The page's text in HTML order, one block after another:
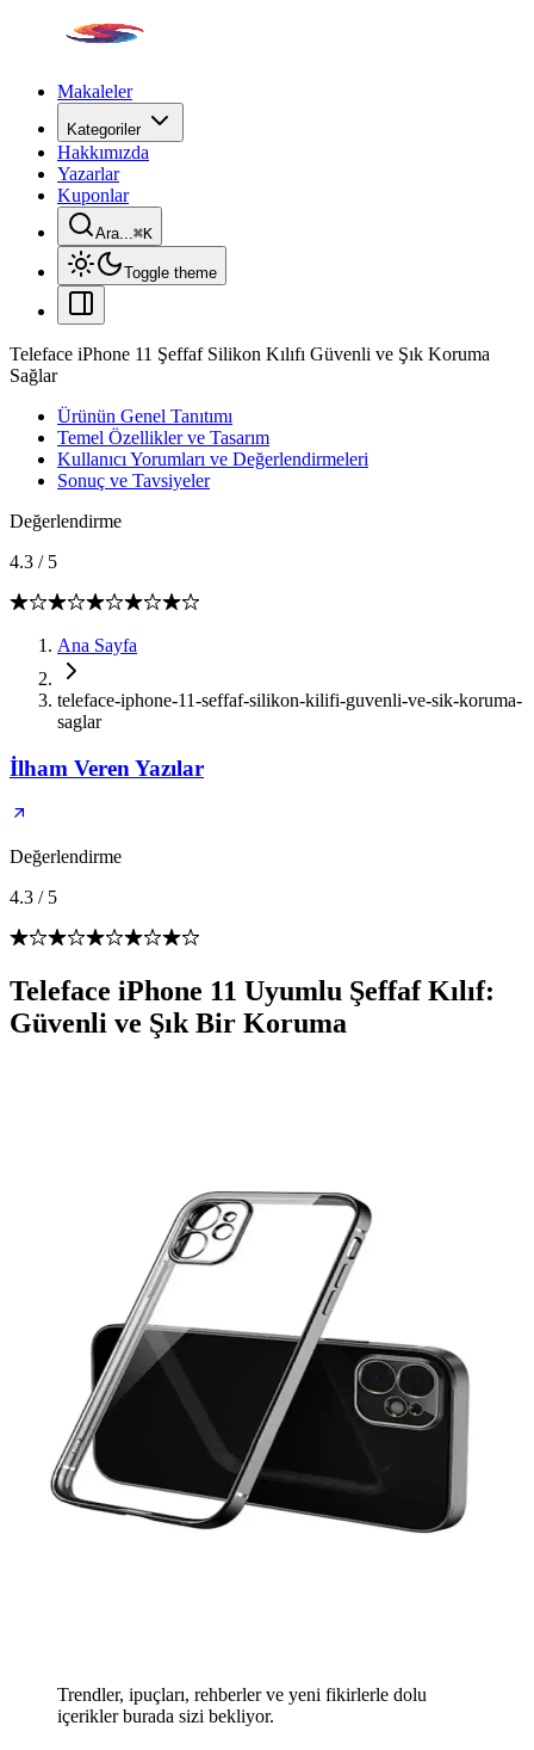
Makaleler
Kategoriler
Hakkımızda
Yazarlar
Kuponlar
Ara...⌘K
Toggle theme
Teleface iPhone 11 Şeffaf Silikon Kılıfı Güvenli ve Şık Koruma
Sağlar
Ürünün Genel Tanıtımı
Temel Özellikler ve Tasarım
Kullanıcı Yorumları ve Değerlendirmeleri
Sonuç ve Tavsiyeler
Değerlendirme
4.3 / 5
Ana Sayfa
teleface-iphone-11-seffaf-silikon-kilifi-guvenli-ve-sik-koruma-
saglar
İlham Veren Yazılar
Değerlendirme
4.3 / 5
Teleface iPhone 11 Uyumlu Şeffaf Kılıf:
Güvenli ve Şık Bir Koruma
Trendler, ipuçları, rehberler ve yeni fikirlerle dolu
içerikler burada sizi bekliyor.